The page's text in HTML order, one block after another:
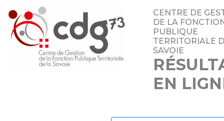
CENTRE DE
DE LA
PUBLIQUE
TERRITORIALE
SAVOIE
EN